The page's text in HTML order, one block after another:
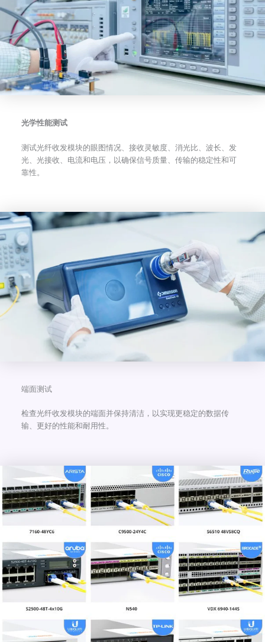
光学性能测试
测试光纤收发模块的眼图情况、接收灵敏度、消光比、波长、发
光、光接收、电流和电压，以确保信号质量、传输的稳定性和可
靠性。
端面测试
检查光纤收发模块的端面并保持清洁，以实现更稳定的数据传
输、更好的性能和耐用性。